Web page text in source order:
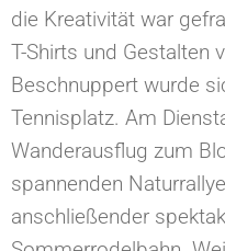
die Kreativität war
T-Shirts und Gestalten
Beschnuppert wurde
Tennisplatz. Am
Wanderausflug zum
spannenden
anschließender